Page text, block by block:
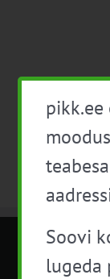
pikk.ee
Soovi
lugeda